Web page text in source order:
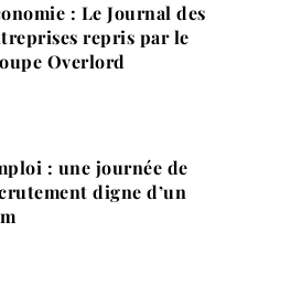
: Le Journal des
repris par le
Overlord
: une journée de
digne d’un